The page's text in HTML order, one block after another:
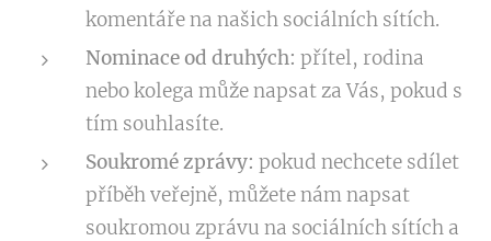
komentáře na našich sociálních sítích.
Nominace od druhých: přítel, rodina
nebo kolega může napsat za Vás, pokud s
tím souhlasíte.
Soukromé zprávy: pokud nechcete sdílet
příběh veřejně, můžete nám napsat
soukromou zprávu na sociálních sítích a